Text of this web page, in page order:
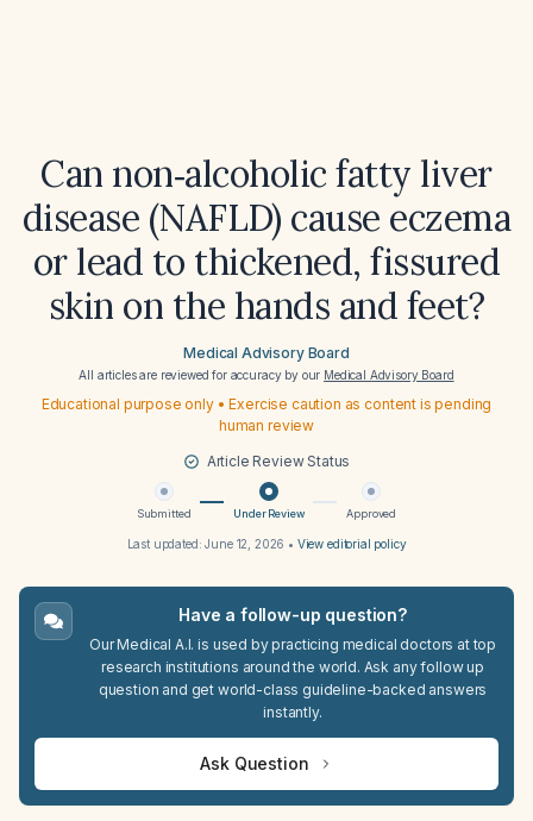
Can non‑alcoholic fatty liver
disease (NAFLD) cause eczema
or lead to thickened, fissured
skin on the hands and feet?
Medical Advisory Board
All articles are reviewed for accuracy by our Medical Advisory Board
Educational purpose only • Exercise caution as content is pending
human review
Article Review Status
Submitted Under Review Approved
Last updated:June 12, 2026 • View editorial policy
Have a follow-up question?
Our Medical A.I. is used by practicing medical doctors at top
research institutions around the world. Ask any follow up
question and get world-class guideline-backed answers
instantly.
Ask Question